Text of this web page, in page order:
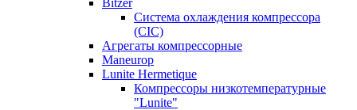
Система охлаждения компрессора
(CIC)
Агрегаты компрессорные
Maneurop
Lunite Hermetique
Компрессоры низкотемпературные
"Lunite"